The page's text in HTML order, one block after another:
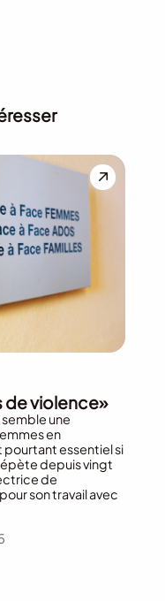
de violence»
une
en
pourtant essentiel si
depuis vingt
de
son travail avec